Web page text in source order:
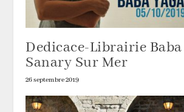
Dedicace-Librairie Baba
Sanary Sur Mer
26 septembre 2019